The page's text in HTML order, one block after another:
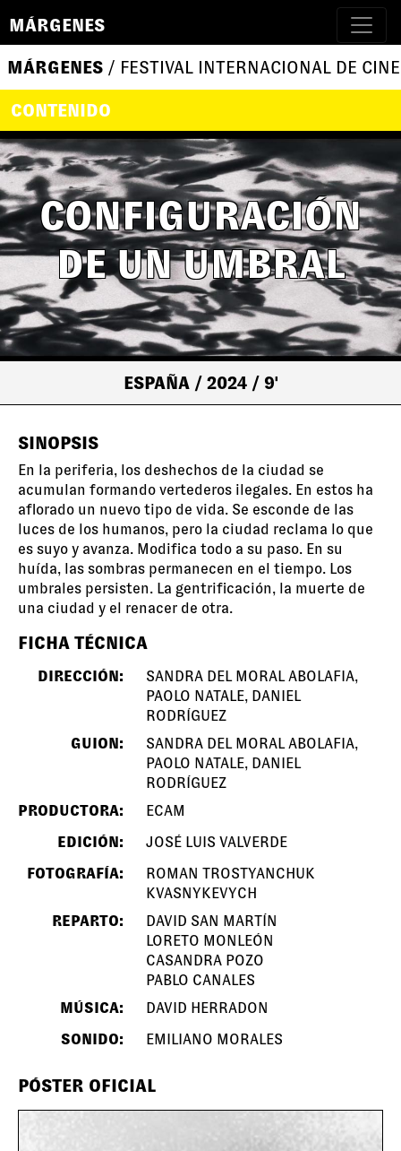
MÁRGENES
MÁRGENES / FESTIVAL INTERNACIONAL DE
CONTENIDO
CONFIGURACIÓN
DE UN UMBRAL
ESPAÑA / 2024 / 9'
SINOPSIS
En la periferia, los deshechos de la ciudad se
acumulan formando vertederos ilegales. En estos ha
aflorado un nuevo tipo de vida. Se esconde de las
luces de los humanos, pero la ciudad reclama lo que
es suyo y avanza. Modifica todo a su paso. En su
huída, las sombras permanecen en el tiempo. Los
umbrales persisten. La gentrificación, la muerte de
una ciudad y el renacer de otra.
FICHA TÉCNICA
DIRECCIÓN:
SANDRA DEL MORAL ABOLAFIA, P
AOLO NATALE, DANIEL R
ODRÍGUEZ
GUION:
SANDRA DEL MORAL ABOLAFIA, P
AOLO NATALE, DANIEL R
ODRÍGUEZ
PRODUCTORA:
ECAM
EDICIÓN:
JOSÉ LUIS VALVERDE
FOTOGRAFÍA:
ROMAN TROSTYANCHUK
KVASNYKEVYCH
REPARTO:
DAVID SAN MARTÍN
LORETO MONLEÓN
CASANDRA POZO
PABLO CANALES
MÚSICA:
DAVID HERRADON
SONIDO:
EMILIANO MORALES
PÓSTER OFICIAL